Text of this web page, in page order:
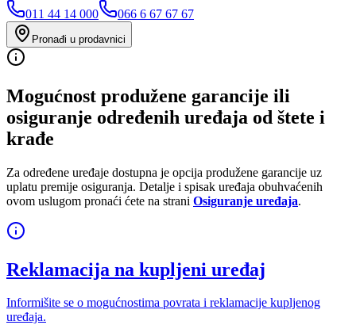
011 44 14 000
066 6 67 67 67
Pronađi u prodavnici
Mogućnost produžene garancije ili
osiguranje određenih uređaja od štete i
krađe
Za određene uređaje dostupna je opcija produžene garancije uz
uplatu premije osiguranja. Detalje i spisak uređaja obuhvaćenih
ovom uslugom pronaći ćete na strani Osiguranje uređaja.
Reklamacija na kupljeni uređaj
Informišite se o mogućnostima povrata i reklamacije kupljenog
uređaja.